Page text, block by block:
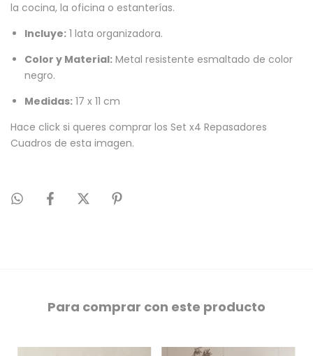
la cocina, la oficina o estanterías.
Incluye: 1 lata organizadora.
Color y Material: Metal resistente esmaltado de color
negro.
Medidas: 17 x 11 cm
Hace click si queres comprar los Set x4 Repasadores
Cuadros de esta imagen.
Para comprar con este producto